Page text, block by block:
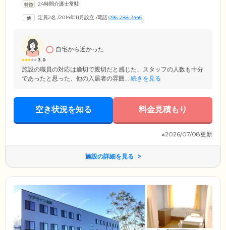
グループに分け、グループごとに専任の職員を配置し、ケアを行う「ユ
う、きめ細やかな介護ケアが可能に。経験豊富な介護スタッフが、ご入
24時間介護士常駐
定員2名 /2014年11月設立 /電話096-288-3446
3.0
自宅から近かった
施設の職員の対応は適切で親切だと感じた、スタッフの人数も十分
であったと思った、他の入居者の雰囲... 続きを見る
空き状況を知る 料金見積もり
※2026/07/08更新
施設の詳細を見る